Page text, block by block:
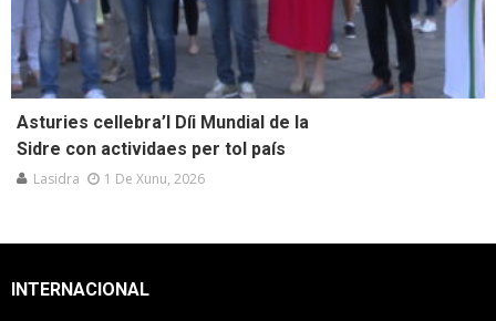
Asturies cellebra’l Díi Mundial de la
Sidre con actividaes per tol país
Lasidra 1 De Xunu, 2026
INTERNACIONAL